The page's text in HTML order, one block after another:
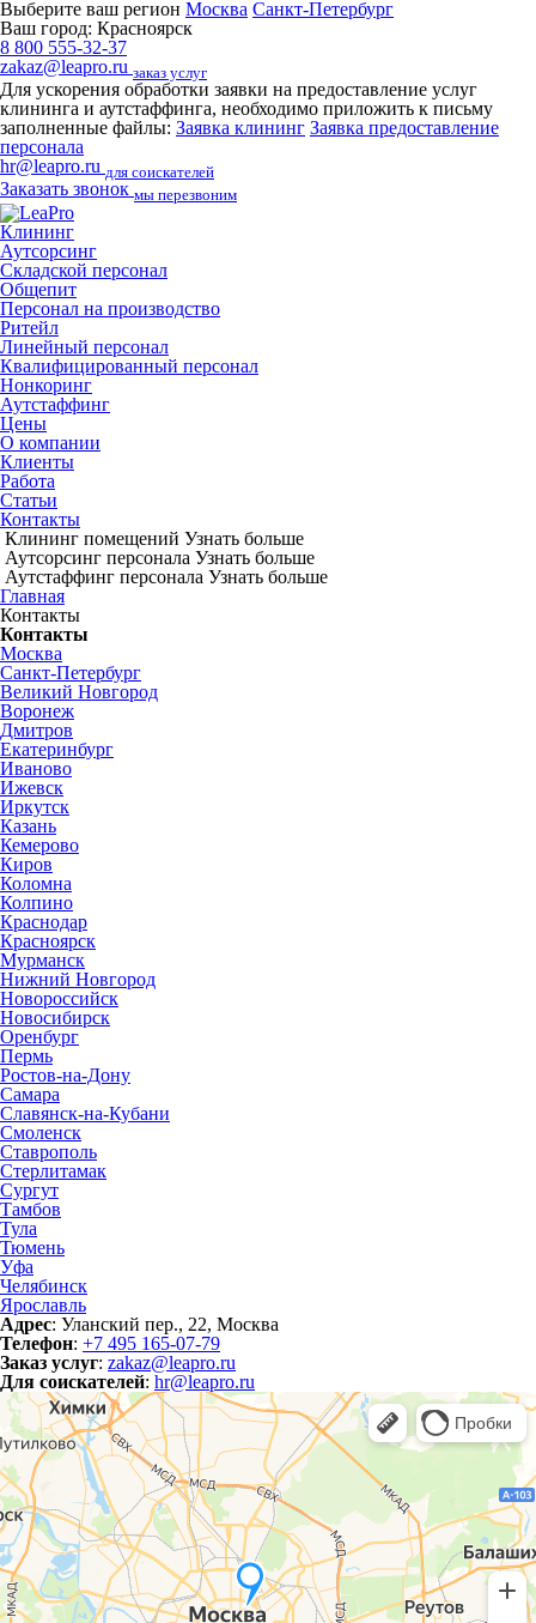
Выберите ваш регион Москва Санкт-Петербург
Ваш город: Красноярск
8 800 555-32-37
zakaz@leapro.ru заказ услуг
Для ускорения обработки заявки на предоставление услуг
клининга и аутстаффинга, необходимо приложить к письму
заполненные файлы: Заявка клининг Заявка предоставление
персонала
hr@leapro.ru для соискателей
Заказать звонок мы перезвоним
Клининг
Аутсорсинг
Складской персонал
Общепит
Персонал на производство
Ритейл
Линейный персонал
Квалифицированный персонал
Нонкоринг
Аутстаффинг
Цены
О компании
Клиенты
Работа
Статьи
Контакты
Клининг помещений Узнать больше
Аутсорсинг персонала Узнать больше
Аутстаффинг персонала Узнать больше
Главная
Контакты
Контакты
Москва
Санкт-Петербург
Великий Новгород
Воронеж
Дмитров
Екатеринбург
Иваново
Ижевск
Иркутск
Казань
Кемерово
Киров
Коломна
Колпино
Краснодар
Красноярск
Мурманск
Нижний Новгород
Новороссийск
Новосибирск
Оренбург
Пермь
Ростов-на-Дону
Самара
Славянск-на-Кубани
Смоленск
Ставрополь
Стерлитамак
Сургут
Тамбов
Тула
Тюмень
Уфа
Челябинск
Ярославль
Адрес: Уланский пер., 22, Москва
Телефон: +7 495 165-07-79
Заказ услуг: zakaz@leapro.ru
Для соискателей: hr@leapro.ru